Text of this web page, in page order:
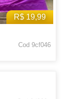
R$ 19,99
Cod 9cf046